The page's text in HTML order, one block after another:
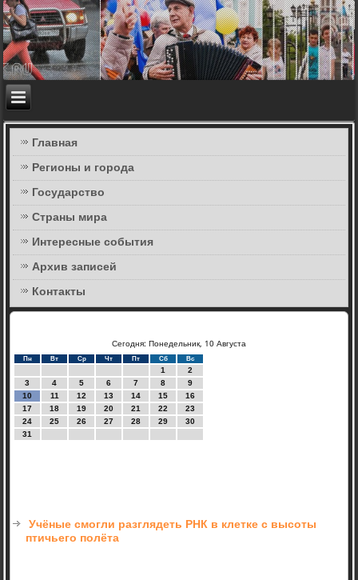
Главная
Регионы и города
Государство
Страны мира
Интересные события
Архив записей
Контакты
Сегодня: Понедельник, 10 Августа
Пн Вт Ср Чт Пт Сб Вс
1
2
3
4 5 6 7 8
9
10
11 12 13 14 15
16
17
18 19 20 21 22
23
24
25 26 27 28 29
30
31
Учёные смогли разглядеть РНК в клетке с высоты
птичьего полёта